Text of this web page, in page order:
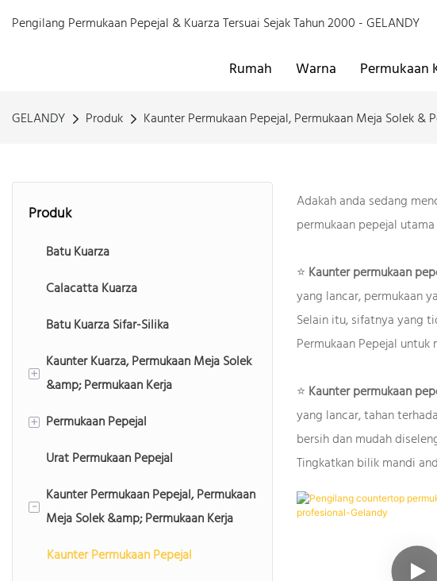
Pengilang Permukaan Pepejal & Kuarza Tersuai Sejak Tahun 2000 - GELANDY
Rumah Warna Permukaan
GELANDY Produk Kaunter Permukaan Pepejal, Permukaan Meja Solek &
Produk
Batu Kuarza
Calacatta Kuarza
Batu Kuarza Sifar-Silika
+ Kaunter Kuarza, Permukaan Meja Solek
&amp; Permukaan Kerja
Kaunter Kuarza
Bahagian Atas Meja Solek Kuarza
Permukaan Kerja Kuarza
+ Permukaan Pepejal
Permukaan Pepejal Akrilik Tulen
Permukaan Pepejal Akrilik yang
Diubah Suai
Urat Permukaan Pepejal
-
Kaunter Permukaan Pepejal, Permukaan
Meja Solek &amp; Permukaan Kerja
Kaunter Permukaan Pepejal
Adakah anda sedang
permukaan pepejal
⭐ Kaunter permukaan
yang lancar, permukaan
Selain itu, sifatnya yang
Permukaan Pepejal
⭐ Kaunter permukaan
yang lancar, tahan
bersih dan mudah
Tingkatkan bilik mandi